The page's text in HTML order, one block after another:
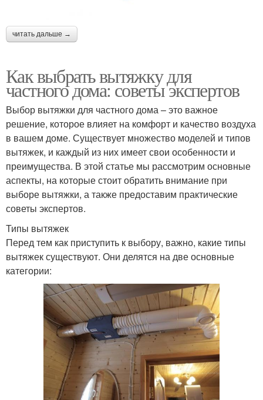
читать дальше →
Как выбрать вытяжку для
частного дома: советы экспертов
Выбор вытяжки для частного дома – это важное
решение, которое влияет на комфорт и качество воздуха
в вашем доме. Существует множество моделей и типов
вытяжек, и каждый из них имеет свои особенности и
преимущества. В этой статье мы рассмотрим основные
аспекты, на которые стоит обратить внимание при
выборе вытяжки, а также предоставим практические
советы экспертов.
Типы вытяжек
Перед тем как приступить к выбору, важно, какие типы
вытяжек существуют. Они делятся на две основные
категории: